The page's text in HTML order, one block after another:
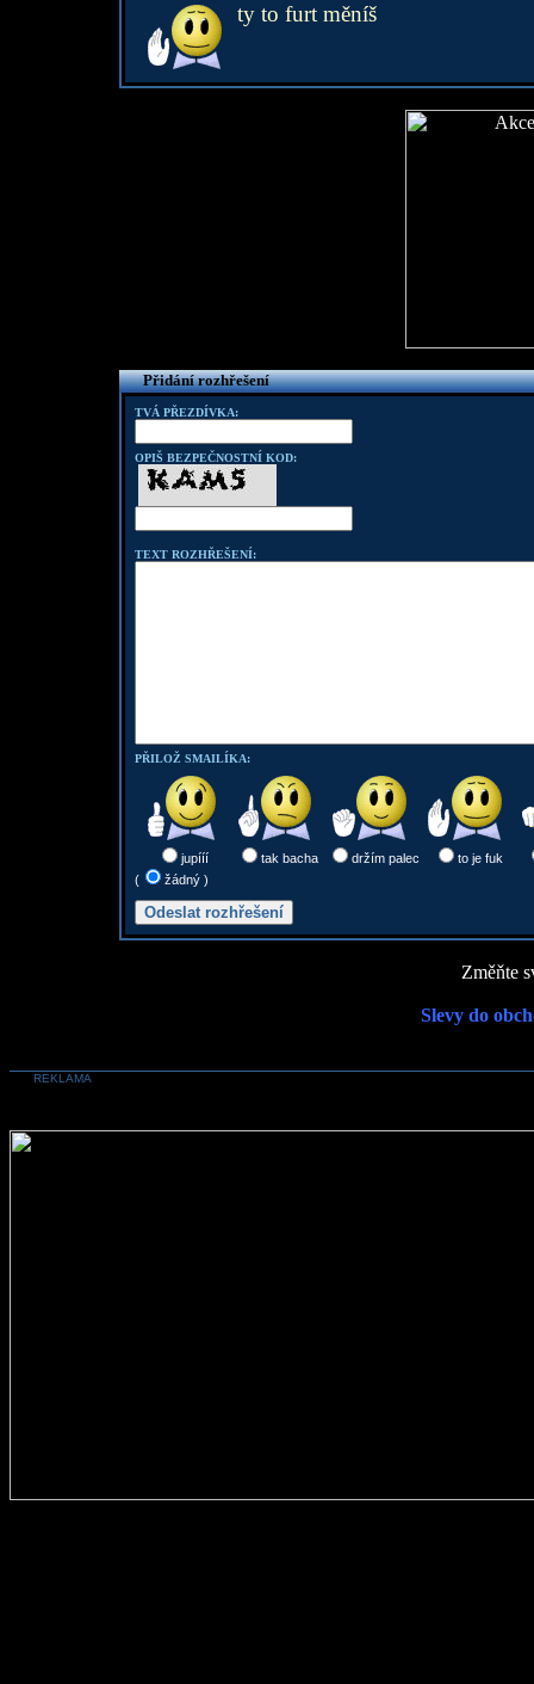
ty to furt měníš
Přidání rozhřešení
TVÁ PŘEZDÍVKA:
OPIŠ BEZPEČNOSTNÍ KOD:
TEXT ROZHŘEŠENÍ:
PŘILOŽ SMAILÍKA:
jupííí tak bacha držím palec
to je fuk
(
žádný )
Změňte
Slevy do
REKLAMA